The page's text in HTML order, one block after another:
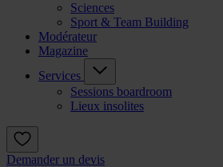
Sciences
Sport & Team Building
Modérateur
Magazine
Services
Sessions boardroom
Lieux insolites
Demander un devis